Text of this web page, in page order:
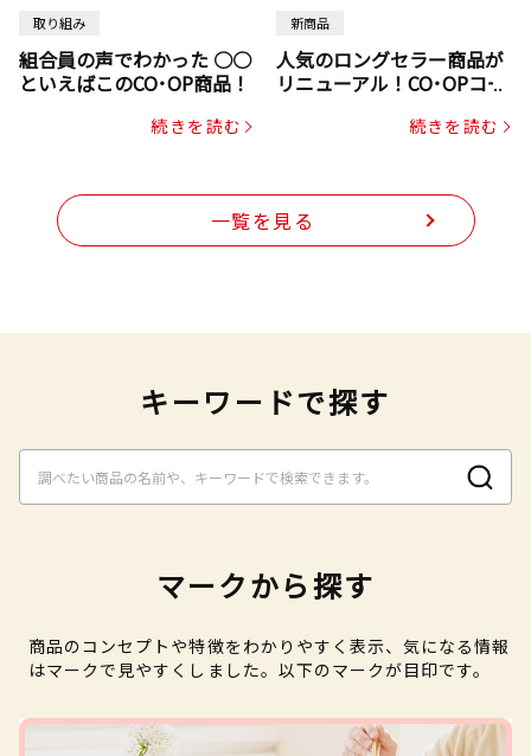
取り組み
組合員の声でわかった ○○
といえばこのCO･OP商品！
続きを読む
新商品
人気のロングセラー商品が
リニューアル！CO･OPコー
続きを読む
一覧を見る
キーワードで探す
マークから探す
商品のコンセプトや特徴をわかりやすく表示、気になる情報
はマークで見やすくしました。以下のマークが目印です。